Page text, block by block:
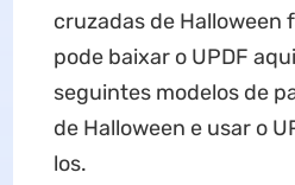
cruzadas de Halloween
pode baixar o UPDF
seguintes modelos de
de Halloween e usar o
los.